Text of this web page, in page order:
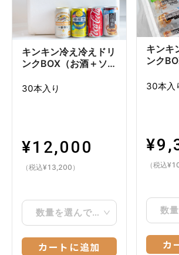
キンキン冷え冷えドリ
ンクBOX（お酒＋ソフ
30本入り
¥12,000
（税込¥13,200 ）
数量を選んでください
カートに追加
キンキ
ンク
30本入
¥
（税込¥
カ